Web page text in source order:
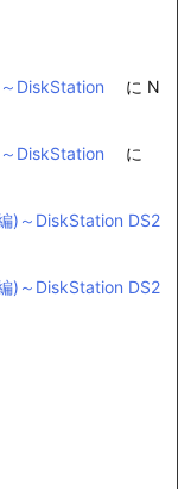
DiskStation に N
DiskStation
に
)～DiskStation DS2
)～DiskStation DS2